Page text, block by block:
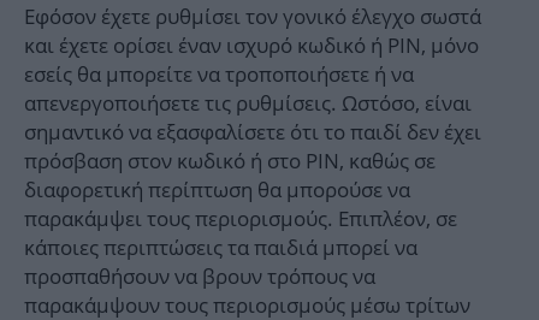
Εφόσον έχετε ρυθμίσει τον γονικό έλεγχο σωστά
και έχετε ορίσει έναν ισχυρό κωδικό ή PIN, μόνο
εσείς θα μπορείτε να τροποποιήσετε ή να
απενεργοποιήσετε τις ρυθμίσεις. Ωστόσο, είναι
σημαντικό να εξασφαλίσετε ότι το παιδί δεν έχει
πρόσβαση στον κωδικό ή στο PIN, καθώς σε
διαφορετική περίπτωση θα μπορούσε να
παρακάμψει τους περιορισμούς. Επιπλέον, σε
κάποιες περιπτώσεις τα παιδιά μπορεί να
προσπαθήσουν να βρουν τρόπους να
παρακάμψουν τους περιορισμούς μέσω τρίτων